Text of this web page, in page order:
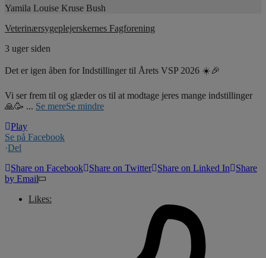
Yamila Louise Kruse Bush
Veterinærsygeplejerskernes Fagforening
3 uger siden
Det er igen åben for Indstillinger til Årets VSP 2026 ☀️🎉
Vi ser frem til og glæder os til at modtage jeres mange indstillinger
🙏🥳 ... Se mereSe mindre
Play
Se på Facebook
·Del
Share on Facebook
Share on Twitter Share on Linked In
Share
by Email
Likes: